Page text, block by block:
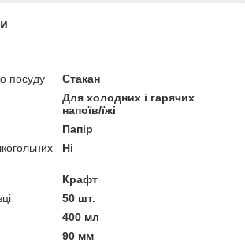
посуду
Стакан
Для холодних і гарячих
напоїв/їжі
Папір
Ні
Крафт
50 шт.
400 мл
90 мм